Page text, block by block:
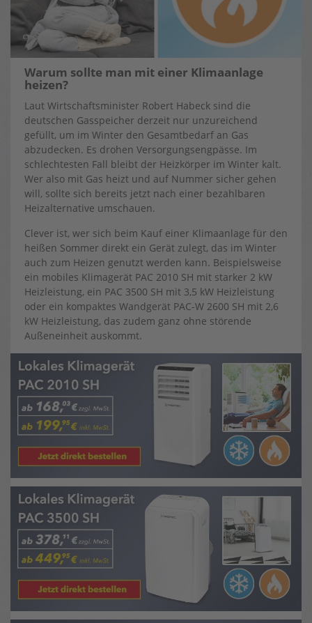
Warum sollte man mit einer Klimaanlage
heizen?
Laut Wirtschaftsminister Robert Habeck sind die
deutschen Gasspeicher derzeit nur unzureichend
gefüllt, um im Winter den Gesamtbedarf an Gas
abzudecken. Es drohen Versorgungsengpässe. Im
schlechtesten Fall bleibt der Heizkörper im Winter kalt.
Wer also mit Gas heizt und auf Nummer sicher gehen
will, sollte sich bereits jetzt nach einer bezahlbaren
Heizalternative umschauen.
Clever ist, wer sich beim Kauf einer Klimaanlage für den
heißen Sommer direkt ein Gerät zulegt, das im Winter
auch zum Heizen genutzt werden kann. Beispielsweise
ein mobiles Klimagerät PAC 2010 SH mit starker 2 kW
Heizleistung, ein PAC 3500 SH mit 3,5 kW Heizleistung
oder ein kompaktes Wandgerät PAC-W 2600 SH mit 2,6
kW Heizleistung, das zudem ganz ohne störende
Außeneinheit auskommt.